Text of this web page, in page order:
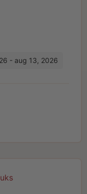
- aug 13, 2026